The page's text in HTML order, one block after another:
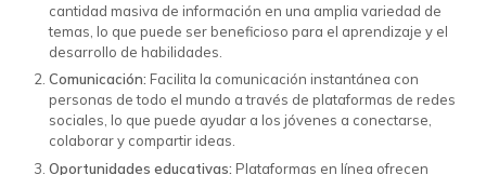
cantidad masiva de información en una amplia variedad de
temas, lo que puede ser beneficioso para el aprendizaje y el
desarrollo de habilidades.
Comunicación: Facilita la comunicación instantánea con
personas de todo el mundo a través de plataformas de redes
sociales, lo que puede ayudar a los jóvenes a conectarse,
colaborar y compartir ideas.
Oportunidades educativas: Plataformas en línea ofrecen